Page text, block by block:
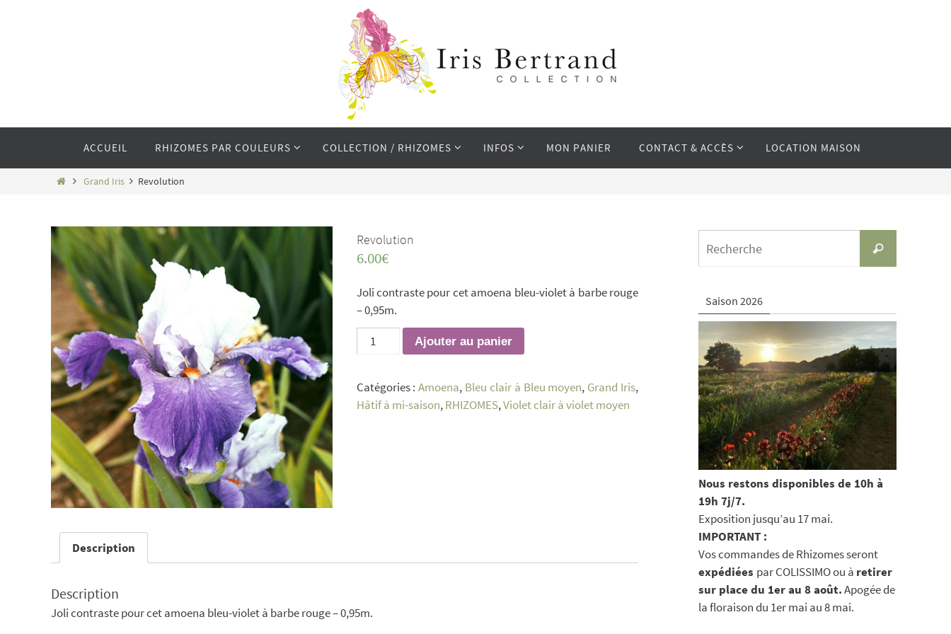
ACCUEIL RHIZOMES PAR COULEURS COLLECTION / RHIZOMES INFOS MON PANIER CONTACT & ACCÈS LOCATION MAISON
HomeGrand Iris Revolution
Revolution
6.00€
Joli contraste pour cet amoena bleu-violet à barbe rouge
– 0,95m.
quantité
de
Ajouter au panier
Catégories :Amoena, Bleu clair à Bleu moyen, Grand Iris,
Hâtif à mi-saison,RHIZOMES,Violet clair à violet moyen
Description
Description
Joli contraste pour cet amoena bleu-violet à barbe rouge – 0,95m.
Recherche
Saison 2026
Nous restons disponibles de 10h à
19h 7j/7.
Exposition jusqu’au 17 mai.
IMPORTANT :
Vos commandes de Rhizomes seront
expédiées par COLISSIMO ou à retirer
sur place du 1er au 8 août.Apogée de
la floraison du 1er mai au 8 mai.